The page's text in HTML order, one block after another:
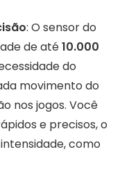
: O sensor do
de até10.000
do
movimento do
nos jogos. Você
e precisos, o
como